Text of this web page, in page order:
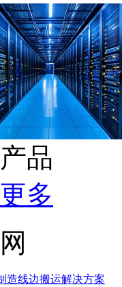
品
多
造线边搬运解决方案